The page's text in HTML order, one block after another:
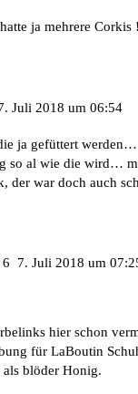
ja mehrere Corkis !
Juli 2018 um 06:54
ja gefüttert werden…
so al wie die wird…
der war doch auch
7. Juli 2018 um
6
hier schon
für LaBoutin
als blöder Honig.